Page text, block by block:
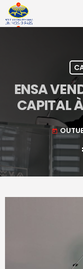
ENSA
CAPITAL
today